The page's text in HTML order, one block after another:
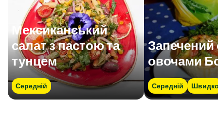
Мексиканський
салат з пастою та
тунцем
Середній
Запечений
овочами
Середній